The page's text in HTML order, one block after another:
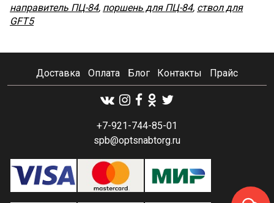
направитель ПЦ-84, поршень для ПЦ-84, ствол для
GFT5
Доставка Оплата Блог Контакты Прайс
+7-921-744-85-01
spb@optsnabtorg.ru